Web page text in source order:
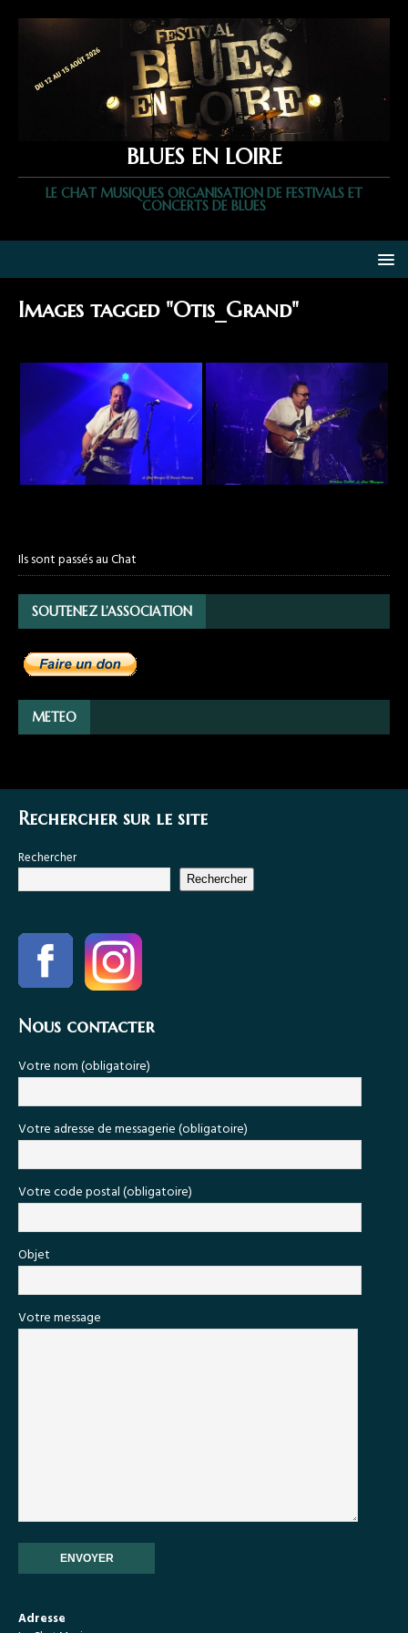
BLUES EN LOIRE
LE CHAT MUSIQUES ORGANISATION DE FESTIVALS ET
CONCERTS DE BLUES
Images tagged "Otis_Grand"
Ils sont passés au Chat
SOUTENEZ L’ASSOCIATION
METEO
Rechercher sur le site
Rechercher
Rechercher
Nous contacter
Votre nom (obligatoire)
Votre adresse de messagerie (obligatoire)
Votre code postal (obligatoire)
Objet
Votre message
Adresse